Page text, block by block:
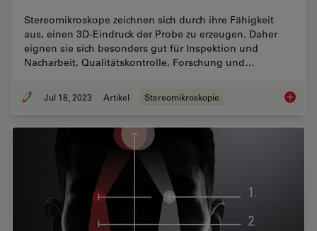
Stereomikroskope zeichnen sich durch ihre Fähigkeit
aus, einen 3D-Eindruck der Probe zu erzeugen. Daher
eignen sie sich besonders gut für Inspektion und
Nacharbeit, Qualitätskontrolle, Forschung und…
Jul 18, 2023 Artikel Stereomikroskopie